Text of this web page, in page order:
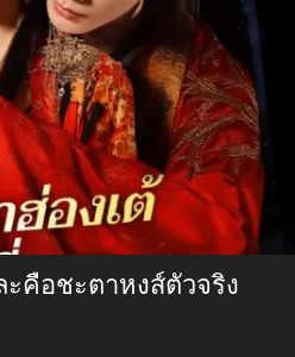
คือชะตาหงส์ตัวจริง